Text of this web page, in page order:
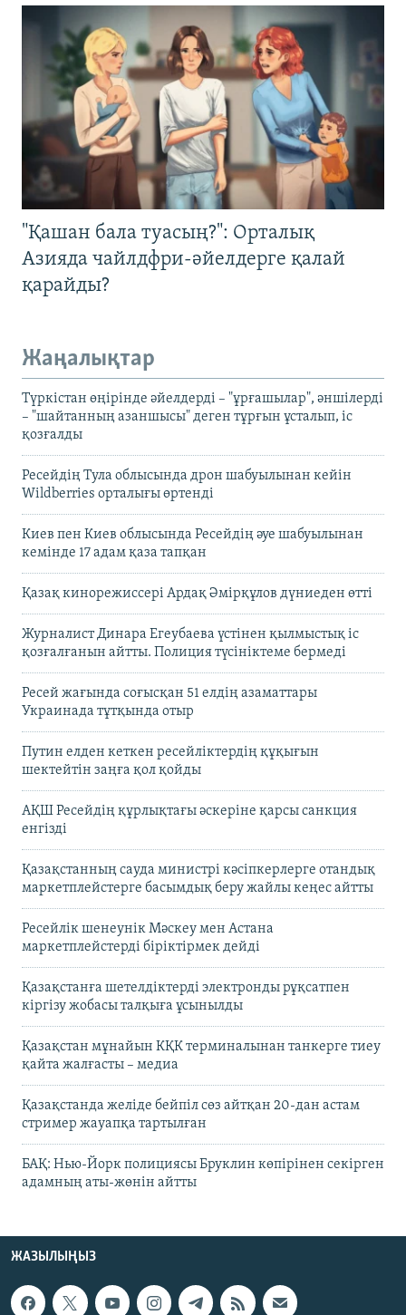
"Қашан бала туасың?": Орталық
Азияда чайлдфри-әйелдерге қалай
қарайды?
Жаңалықтар
Түркістан өңірінде әйелдерді – "ұрғашылар", әншілерді
– "шайтанның азаншысы" деген тұрғын ұсталып, іс
қозғалды
Ресейдің Тула облысында дрон шабуылынан кейін
Wildberries орталығы өртенді
Киев пен Киев облысында Ресейдің әуе шабуылынан
кемінде 17 адам қаза тапқан
Қазақ кинорежиссері Ардақ Әмірқұлов дүниеден өтті
Журналист Динара Егеубаева үстінен қылмыстық іс
қозғалғанын айтты. Полиция түсініктеме бермеді
Ресей жағында соғысқан 51 елдің азаматтары
Украинада тұтқында отыр
Путин елден кеткен ресейліктердің құқығын
шектейтін заңға қол қойды
АҚШ Ресейдің құрлықтағы әскеріне қарсы санкция
енгізді
Қазақстанның сауда министрі кәсіпкерлерге отандық
маркетплейстерге басымдық беру жайлы кеңес айтты
Ресейлік шенеунік Мәскеу мен Астана
маркетплейстерді біріктірмек дейді
Қазақстанға шетелдіктерді электронды рұқсатпен
кіргізу жобасы талқыға ұсынылды
Қазақстан мұнайын КҚК терминалынан танкерге тиеу
қайта жалғасты – медиа
Қазақстанда желіде бейпіл сөз айтқан 20-дан астам
стример жауапқа тартылған
БАҚ: Нью-Йорк полициясы Бруклин көпірінен секірген
адамның аты-жөнін айтты
ЖАЗЫЛЫҢЫЗ